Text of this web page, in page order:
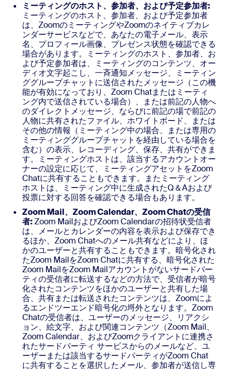
ミーティングのホスト、参加者、および予定参加者:
ミーティングのホスト、参加者、および予定参加者
は、ZoomのミーティングやZoomのネイティブカレ
ンダーサービスなどで、あなたの電子メール、表示
名、プロフィール画像、プレゼンス状態を確認できる
場合があります。ミーティングのホスト、参加者、お
よび予定参加者は、ミーティングのコンテンツ、オー
ディオ文字起こし、一斉通知メッセージ、ミーティン
ググループチャットに送信されたメッセージ（この機
能が有効になっており、Zoom Chatまたはミーティ
ング内で送信されている場合）、または前記の人物へ
のダイレクトメッセージ、ならびに前記の場で前記の
人物に共有されたファイル、ホワイトボード、または
その他の情報（ミーティング中の場合、または専用の
ミーティンググループチャットを経由している場合を
含む）の表示、レコーディング、保存、共有ができま
す。ミーティングホストは、該当するアカウントオー
ナーの設定に応じて、ミーティングアセットをZoom
Chatに共有することもできます。またミーティング
ホストは、ミーティング中に生成されたQ＆Aおよび
投票に対する回答を確認できる場合もあります。
Zoom Mail、Zoom Calendar、Zoom Chatの受信
者:Zoom MailおよびZoom Calendarの招待状受信者
は、メールとカレンダーの内容を表示および保存でき
るほか、Zoom Chatへのメール共有などにより、ほ
かのユーザーと共有することもできます。暗号化され
たZoom MailをZoom Chatに共有する、暗号化された
Zoom MailをZoom Mailアカウントがないサードパー
ティの受信者に転送するなどの方法で、受信者が暗号
化されたコンテンツをほかのユーザーと共有した場
合、共有または転送されたコンテンツは、Zoomによ
るエンドツーエンド暗号化の埒外となります。Zoom
Chatの受信者は、ユーザーのメッセージ、リアクシ
ョン、絵文字、および関連コンテンツ（Zoom Mail、
Zoom Calendar、およびZoomクライアントに連携さ
れたサードパーティ サービスからのメールなど、ユ
ーザーまたは該当するサードパーティがZoom Chat
に共有することを選択したメール、参加者が送信し専